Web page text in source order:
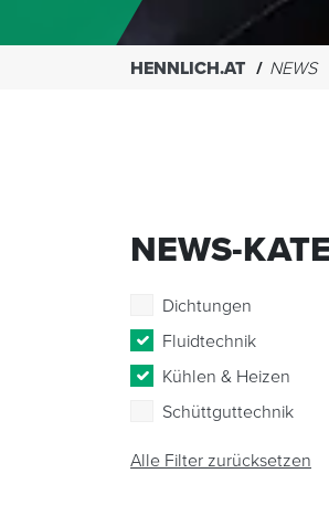
HENNLICH.AT NEWS
NEWS-
Dichtungen
Fluidtechnik
Kühlen & Heizen
Schüttguttechnik
Alle Filter zurücksetzen